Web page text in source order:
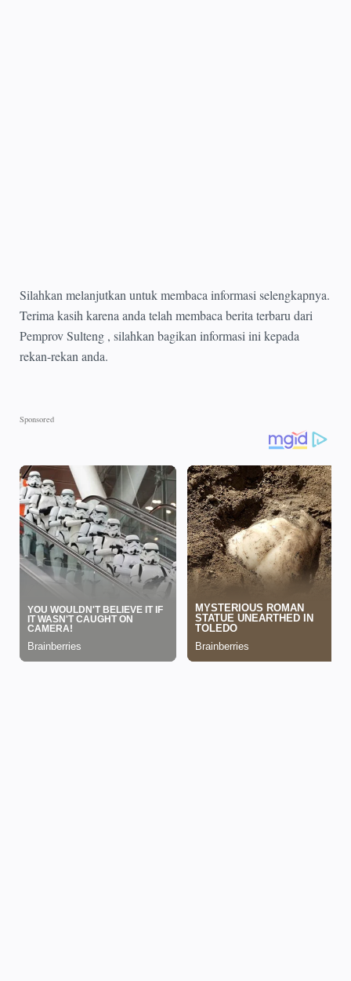
Silahkan melanjutkan untuk membaca informasi selengkapnya.
Terima kasih karena anda telah membaca berita terbaru dari
Pemprov Sulteng , silahkan bagikan informasi ini kepada
rekan-rekan anda.